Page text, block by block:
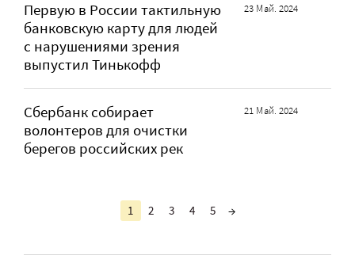
Первую в России тактильную
банковскую карту для людей
с нарушениями зрения
выпустил Тинькофф
23 Май. 2024
Сбербанк собирает
волонтеров для очистки
берегов российских рек
21 Май. 2024
1 2 3 4 5 →